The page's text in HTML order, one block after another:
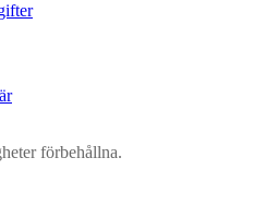
förbehållna.